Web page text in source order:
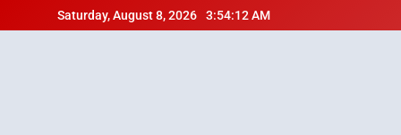
to
Saturday, August 8, 2026 3:54:13 AM